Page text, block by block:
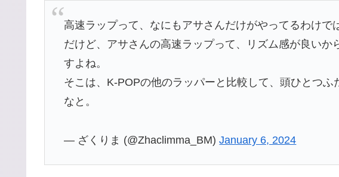
高速ラップって、なにもアサさんだけがやってるわけで
だけど、アサさんの高速ラップって、リズム感が良いか
すよね。
そこは、K-POPの他のラッパーと比較して、頭ひとつふ
なと。
— ざくりま (@Zhaclimma_BM)January 6, 2024